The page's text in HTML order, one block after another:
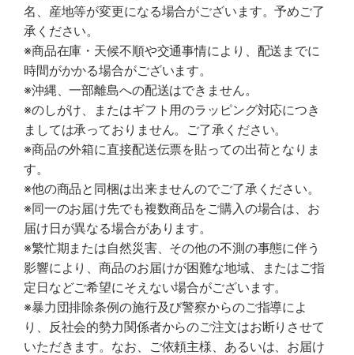
名、産地等が変更になる場合がございます。予めご了
承ください。
※商品在庫・天候不順や交通事情により、配送までに
時間がかかる場合がございます。
※沖縄、一部離島への配送はできません。
※のしがけ、またはギフト用のラッピング対応につき
ましては承っておりません。ご了承ください。
※商品の外箱に直接配送伝票を貼っての出荷となりま
す。
※他の商品と同梱は出来ませんのでご了承ください。
※同一のお届け先でも複数商品をご購入の場合は、お
届け日が異なる場合があります。
※繁忙期または自然災害、その他の不測の事態に伴う
影響により、商品のお届けが困難な地域、またはご指
定日などご希望にそえない場合がございます。
※暴力団排除条例の施行及び警察からのご指導によ
り、反社会的勢力関係者からのご注文はお断りさせて
いただきます。なお、ご依頼主様、あるいは、お届け